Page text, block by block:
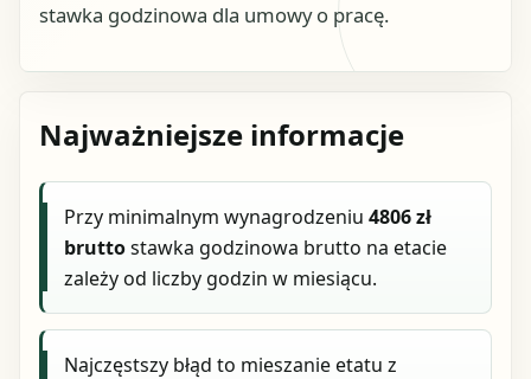
stawka godzinowa dla umowy o pracę.
Najważniejsze informacje
Przy minimalnym wynagrodzeniu4806 zł
bruttostawka godzinowa brutto na etacie
zależy od liczby godzin w miesiącu.
Najczęstszy błąd to mieszanie etatu z